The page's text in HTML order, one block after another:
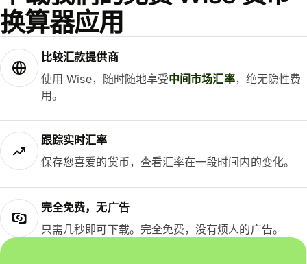
换算器应用
比较汇款提供商
使用 Wise，随时随地享受中间市场汇率，绝无隐性费
用。
跟踪实时汇率
保存您喜爱的货币，查看汇率在一段时间内的变化。
完全免费，无广告
只需几秒即可下载。完全免费，没有烦人的广告。